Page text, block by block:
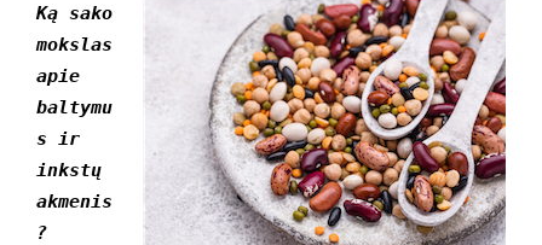
Ką sako
mokslas
apie
baltymu
s ir
inkstų
akmenis
?